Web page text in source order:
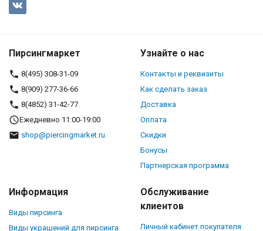
Пирсингмаркет
8(495) 308-31-09
8(909) 277-36-66
8(4852) 31-42-77
Ежедневно 11:00-19:00
shop@piercingmarket.ru
Узнайте о нас
Контакты и реквизиты
Как сделать заказ
Доставка
Оплата
Скидки
Бонусы
Партнерская программа
Информация
Виды пирсинга
Виды украшений для пирсинга
Обслуживание
клиентов
Личный кабинет покупателя